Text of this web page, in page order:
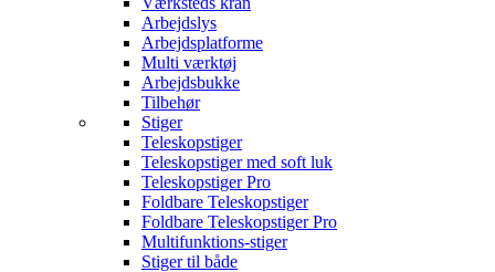
Arbejdslys
Arbejdsplatforme
Multi værktøj
Arbejdsbukke
Tilbehør
Stiger
Teleskopstiger
Teleskopstiger med soft luk
Teleskopstiger Pro
Foldbare Teleskopstiger
Foldbare Teleskopstiger Pro
Multifunktions-stiger
Stiger til både